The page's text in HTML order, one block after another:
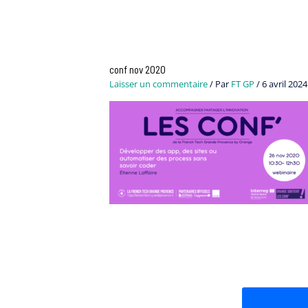
conf nov 2020
Laisser un commentaire/ Par FT GP /6 avril 2024